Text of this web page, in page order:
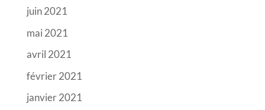
juin 2021
mai 2021
avril 2021
février 2021
janvier 2021